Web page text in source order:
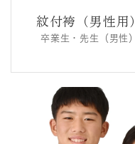
紋付袴（男性用）
卒業生・先生（男性）